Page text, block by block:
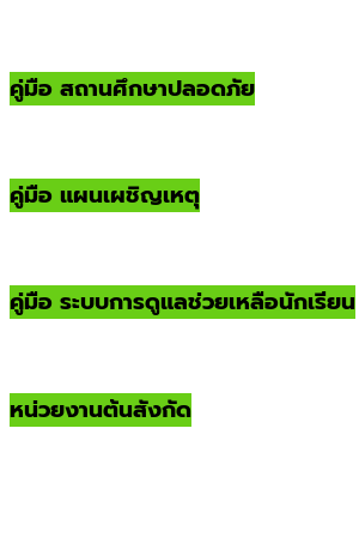
คู่มือ สถานศึกษาปลอดภัย
คู่มือ แผนเผชิญเหตุ
คู่มือ ระบบการดูแลช่วยเหลือนักเรียน
หน่วยงานต้นสังกัด